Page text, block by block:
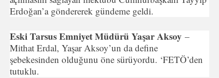
Erdoğan’a göndererek gündeme geldi.
Eski Tarsus Emniyet Müdürü Yaşar Aksoy –
Mithat Erdal, Yaşar Aksoy’un da define
şebekesinden olduğunu öne sürüyordu. ‘FETÖ’den
tutuklu.